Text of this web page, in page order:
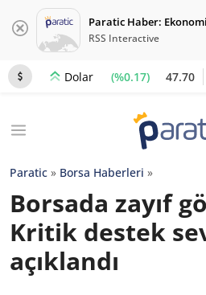
Paratic Haber:
RSS Interactive
Dolar (%0.17) 47.70
Paratic » Borsa Haberleri »
Borsada zayıf
Kritik destek
açıklandı